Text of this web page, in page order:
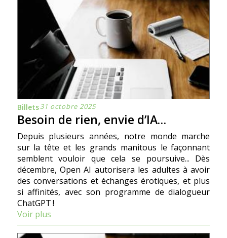
Billets31 octobre 2025
Besoin de rien, envie d’IA…
Depuis plusieurs années, notre monde marche
sur la tête et les grands manitous le façonnant
semblent vouloir que cela se poursuive... Dès
décembre, Open AI autorisera les adultes à avoir
des conversations et échanges érotiques, et plus
si affinités, avec son programme de dialogueur
ChatGPT !
Voir plus